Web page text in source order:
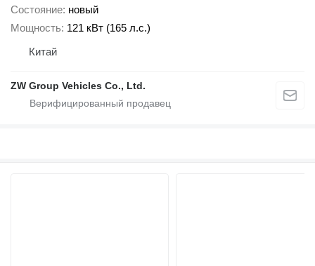
Состояние новый
Мощность 121 кВт (165 л.с.)
Китай
ZW Group Vehicles Co., Ltd.